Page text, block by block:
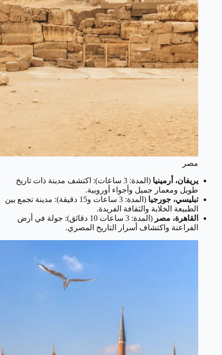
مصر
يريفان، أرمينيا
(المدة: 3 ساعات): اكتشف مدينة ذات تاريخ
طويل ومعمار جميل وأجواء أوروبية.
تبليسي، جورجيا
(المدة: 3 ساعات و15 دقيقة): مدينة تجمع بين
الطبيعة الخلابة والثقافة الفريدة.
القاهرة، مصر
(المدة: 3 ساعات 10 دقائق): جولة في أرض
الفراعنة واكتشاف أسرار التاريخ المصري.